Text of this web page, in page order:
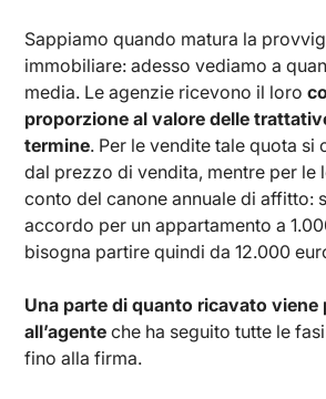
Sappiamo quando matura la
immobiliare: adesso vediamo a
media. Le agenzie ricevono il loro
proporzione al valore delle
termine. Per le vendite tale quota si
dal prezzo di vendita, mentre per le
conto del canone annuale di affitto:
accordo per un appartamento a
bisogna partire quindi da 12.000
Una parte di quanto ricavato viene
all’agente che ha seguito tutte le
fino alla firma.